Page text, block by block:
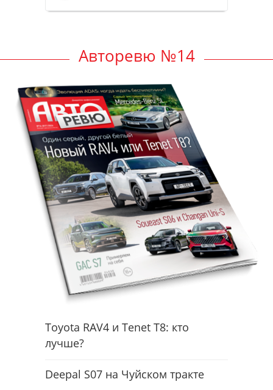
Авторевю №14
Toyota RAV4 и Tenet T8: кто
лучше?
Deepal S07 на Чуйском тракте